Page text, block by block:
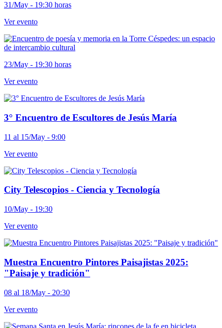
31/May - 19:30 horas
Ver evento
23/May - 19:30 horas
Ver evento
3° Encuentro de Escultores de Jesús María
11 al 15/May - 9:00
Ver evento
City Telescopios - Ciencia y Tecnología
10/May - 19:30
Ver evento
Muestra Encuentro Pintores Paisajistas 2025:
"Paisaje y tradición"
08 al 18/May - 20:30
Ver evento